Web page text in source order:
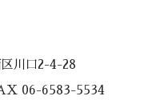
川口2-4-28
06-6583-5534